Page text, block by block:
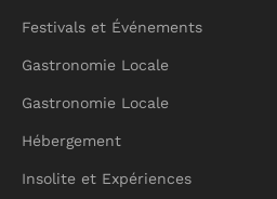
Festivals et Événements
Gastronomie Locale
Gastronomie Locale
Hébergement
Insolite et Expériences